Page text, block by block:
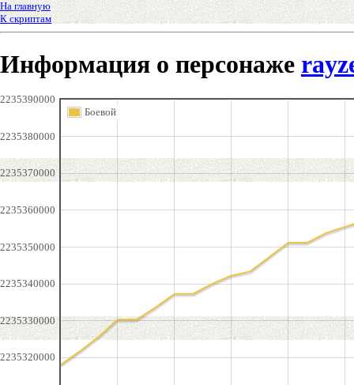
На главную
К скриптам
Информация о персонаже
2235320000
2235330000
2235340000
2235350000
2235360000
2235370000
2235380000
2235390000
Боевой